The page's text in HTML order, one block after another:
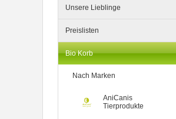
Unsere Lieblinge
Preislisten
Bio Korb
Nach Marken
AniCanis
Tierprodukte